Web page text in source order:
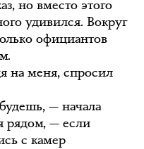
но вместо этого
удивился. Вокруг
официантов
на меня, спросил
— начала
рядом, — если
с камер